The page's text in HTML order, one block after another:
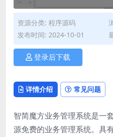
资源分类: 程序源码
发布时间: 2024-10-01
登录后下载
详情介绍 常见问题
智简魔方业务管理系统是一
源免费的业务管理系统。具